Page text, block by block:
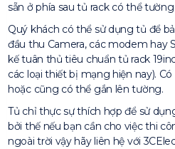
sẵn ở phía sau tủ rack có thể
Quý khách có thể sử dụng tủ để
đầu thu Camera, các modem hay
kế tuân thủ tiêu chuẩn tủ rack
các loại thiết bị mạng hiện nay).
hoặc cũng có thể gắn lên tường.
Tủ chỉ thực sự thích hợp để sử
bởi thế nếu bạn cần cho việc thi
ngoài trời vậy hãy liên hệ với